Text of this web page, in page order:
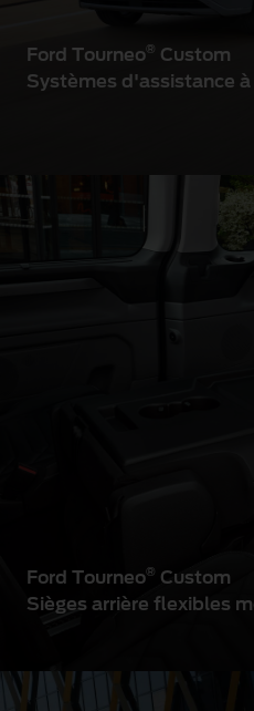
Ford Tourneo®
Custom
Systèmes d'assistance
Ford Tourneo® Custom
Sièges arrière flexibles